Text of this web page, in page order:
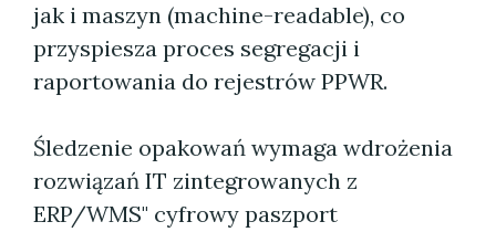
jak i maszyn (machine-readable), co
przyspiesza proces segregacji i
raportowania do rejestrów PPWR.
Śledzenie opakowań wymaga wdrożenia
rozwiązań IT zintegrowanych z
ERP/WMS" cyfrowy paszport